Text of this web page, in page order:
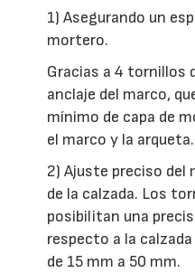
1) Asegurando un
mortero.
Gracias a 4 tornillos
anclaje del marco,
mínimo de capa de
el marco y la arqueta.
2) Ajuste preciso del
de la calzada. Los
posibilitan una
respecto a la
de 15 mm a 50 mm.